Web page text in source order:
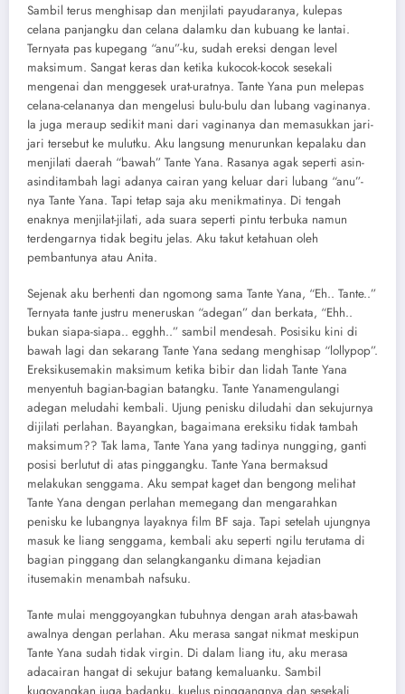
Sambil terus menghisap dan menjilati payudaranya, kulepas
celana panjangku dan celana dalamku dan kubuang ke lantai.
Ternyata pas kupegang “anu”-ku, sudah ereksi dengan level
maksimum. Sangat keras dan ketika kukocok-kocok sesekali
mengenai dan menggesek urat-uratnya. Tante Yana pun melepas
celana-celananya dan mengelusi bulu-bulu dan lubang vaginanya.
Ia juga meraup sedikit mani dari vaginanya dan memasukkan jari-
jari tersebut ke mulutku. Aku langsung menurunkan kepalaku dan
menjilati daerah “bawah” Tante Yana. Rasanya agak seperti asin-
asinditambah lagi adanya cairan yang keluar dari lubang “anu”-
nya Tante Yana. Tapi tetap saja aku menikmatinya. Di tengah
enaknya menjilat-jilati, ada suara seperti pintu terbuka namun
terdengarnya tidak begitu jelas. Aku takut ketahuan oleh
pembantunya atau Anita.
Sejenak aku berhenti dan ngomong sama Tante Yana, “Eh.. Tante..”
Ternyata tante justru meneruskan “adegan” dan berkata, “Ehh..
bukan siapa-siapa.. egghh..” sambil mendesah. Posisiku kini di
bawah lagi dan sekarang Tante Yana sedang menghisap “lollypop”.
Ereksikusemakin maksimum ketika bibir dan lidah Tante Yana
menyentuh bagian-bagian batangku. Tante Yanamengulangi
adegan meludahi kembali. Ujung penisku diludahi dan sekujurnya
dijilati perlahan. Bayangkan, bagaimana ereksiku tidak tambah
maksimum?? Tak lama, Tante Yana yang tadinya nungging, ganti
posisi berlutut di atas pinggangku. Tante Yana bermaksud
melakukan senggama. Aku sempat kaget dan bengong melihat
Tante Yana dengan perlahan memegang dan mengarahkan
penisku ke lubangnya layaknya film BF saja. Tapi setelah ujungnya
masuk ke liang senggama, kembali aku seperti ngilu terutama di
bagian pinggang dan selangkanganku dimana kejadian
itusemakin menambah nafsuku.
Tante mulai menggoyangkan tubuhnya dengan arah atas-bawah
awalnya dengan perlahan. Aku merasa sangat nikmat meskipun
Tante Yana sudah tidak virgin. Di dalam liang itu, aku merasa
adacairan hangat di sekujur batang kemaluanku. Sambil